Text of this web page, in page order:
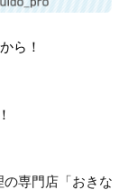
ら！
専門店「おきな